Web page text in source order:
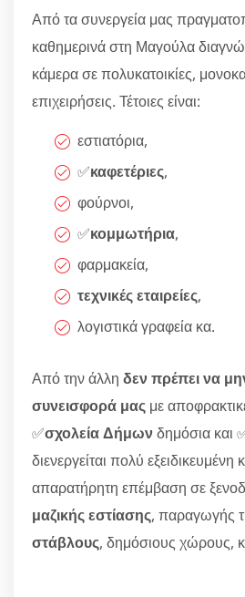
Από τα συνεργεία μας
καθημερινά στη Μαγούλα
κάμερα σε πολυκατοικίες,
επιχειρήσεις. Τέτοιες είναι:
εστιατόρια,
✅καφετέριες,
φούρνοι,
✅κομμωτήρια,
φαρμακεία,
τεχνικές εταιρείες,
λογιστικά γραφεία κα.
Από την άλλη δεν πρέπει να
συνεισφορά μας με
✅σχολεία Δήμωνδημόσια και
διενεργείται πολύ εξειδικευμένη
απαρατήρητη επέμβαση σε
μαζικής εστίασης, παραγωγής
στάβλους, δημόσιους χώρους,